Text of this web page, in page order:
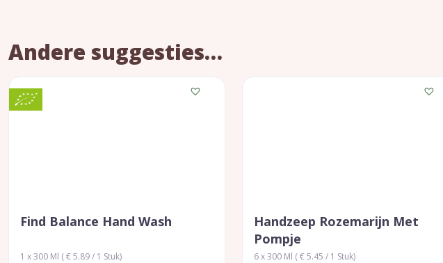
Andere suggesties…
Find Balance Hand Wash
1 x 300 Ml ( € 5.89 / 1 Stuk)
Handzeep Rozemarijn Met
Pompje
6 x 300 Ml ( € 5.45 / 1 Stuk)